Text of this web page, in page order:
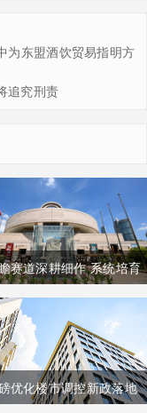
为东盟酒饮贸易指明方
追究刑责
赛道深耕细作 系统培育
量未来产业
优化楼市调控新政落地